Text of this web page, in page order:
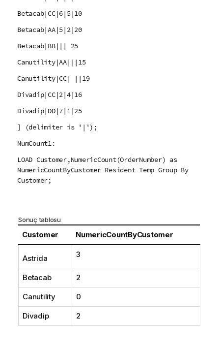
Betacab|CC|6|5|10
Betacab|AA|5|2|20
Betacab|BB||| 25
Canutility|AA|||15
Canutility|CC| ||19
Divadip|CC|2|4|16
Divadip|DD|7|1|25
] (delimiter is '|');
NumCount1:
LOAD Customer,NumericCount(OrderNumber) as
NumericCountByCustomer Resident Temp Group By
Customer;
Sonuç tablosu
Customer NumericCountByCustomer
Astrida 3
Betacab 2
Canutility 0
Divadip 2